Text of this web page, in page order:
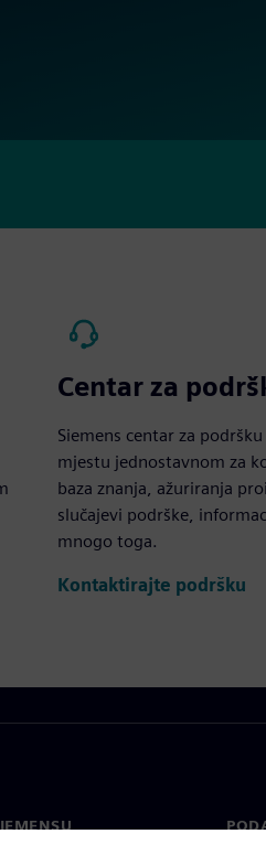
Centar za
Siemens centar za
mjestu jednostavnom za
baza znanja, ažuriranja
slučajevi podrške,
mnogo toga.
Kontaktirajte podršku